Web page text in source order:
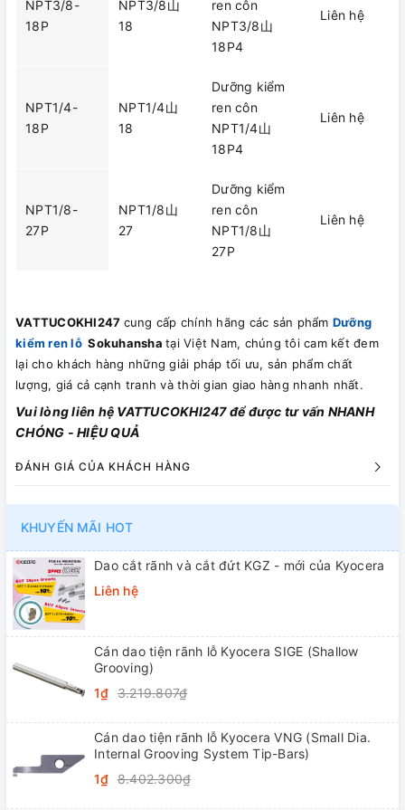
NPT3/8-
18P
NPT3/8山
18
ren côn
NPT3/8山
18P4
Liên hệ
NPT1/4-
18P
NPT1/4山
18
Dưỡng kiểm
ren côn
NPT1/4山
18P4
Liên hệ
NPT1/8-
27P
NPT1/8山
27
Dưỡng kiểm
ren côn
NPT1/8山
27P
Liên hệ
VATTUCOKHI247 cung cấp chính hãng các sản phẩm Dưỡng
kiểm ren lỗSokuhansha tại Việt Nam, chúng tôi cam kết đem
lại cho khách hàng những giải pháp tối ưu, sản phẩm chất
lượng, giá cả cạnh tranh và thời gian giao hàng nhanh nhất.
Vui lòng liên hệ VATTUCOKHI247 để được tư vấn NHANH
CHÓNG - HIỆU QUẢ
ĐÁNH GIÁ CỦA KHÁCH HÀNG
KHUYẾN MÃI HOT
Dao cắt rãnh và cắt đứt KGZ - mới của Kyocera
Liên hệ
Cán dao tiện rãnh lỗ Kyocera SIGE (Shallow
Grooving)
1₫ 3.219.807₫
Cán dao tiện rãnh lỗ Kyocera VNG (Small Dia.
Internal Grooving System Tip-Bars)
1₫ 8.402.300₫